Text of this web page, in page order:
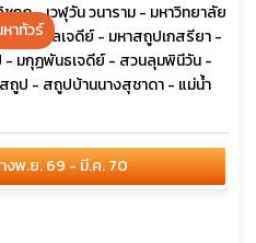
าทัวร์
กูฎ - เวฬุวัน วนาราม - มหาวิทยาลัย
ปปาวาลเจดีย์ - มหาสถูปเกสรียา -
มกุฏพันธเจดีย์ - สวนลุมพินีวัน -
สถูป - สถูปบ้านนางสุชาดา - แม่น้ำ
งพ.ย. 69 - มี.ค. 70